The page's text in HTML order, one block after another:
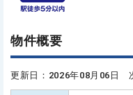
物件概要
更新日：2026年08月06日